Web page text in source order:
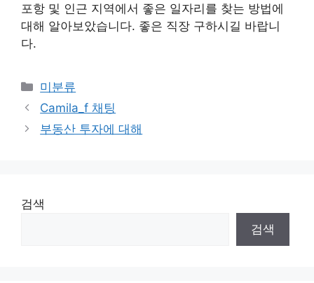
포항 및 인근 지역에서 좋은 일자리를 찾는 방법에
대해 알아보았습니다. 좋은 직장 구하시길 바랍니
다.
Categories
미분류
Camila_f 채팅
부동산 투자에 대해
검색
검색